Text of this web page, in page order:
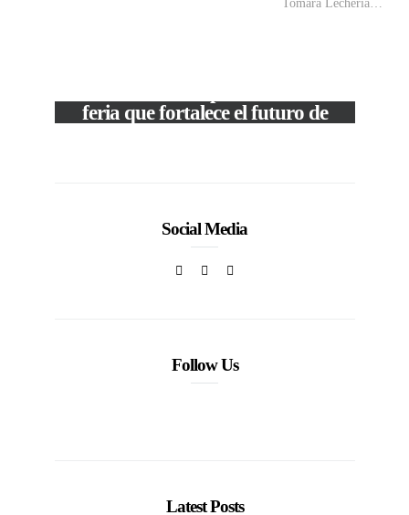
Tomará Lechería…
feria que fortalece el futuro de
Social Media
Follow Us
Latest Posts